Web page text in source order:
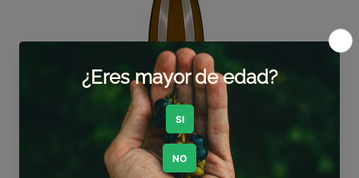
BATTENFELDSPANIER